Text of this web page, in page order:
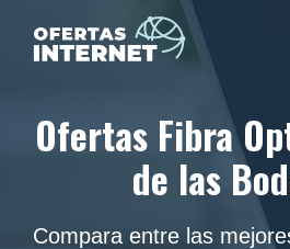
Ofertas Fibra
de las
Compara entre las